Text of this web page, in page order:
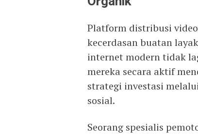
Platform distribusi
kecerdasan buatan
internet modern tidak
mereka secara aktif
strategi investasi
sosial.
Seorang spesialis